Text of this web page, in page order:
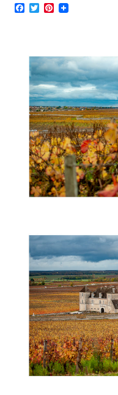
Facebook
TwitterPinterest